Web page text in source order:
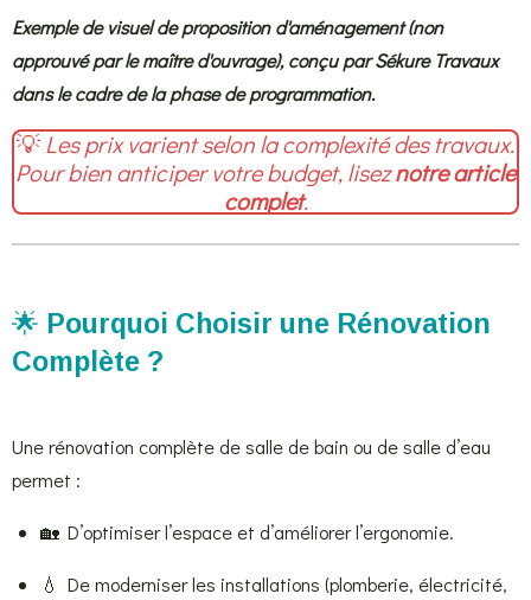
Exemple de visuel de proposition d'aménagement (non
approuvé par le maître d'ouvrage), conçu par Sékure Travaux
dans le cadre de la phase de programmation.
💡Les prix varient selon la complexité des travaux.
Pour bien anticiper votre budget, liseznotre article
complet.
🌟 Pourquoi Choisir une Rénovation
Complète ?
Une rénovation complète de salle de bain ou de salle d’eau
permet :
🏡 D’optimiser l’espace et d’améliorer l’ergonomie.
💧 De moderniser les installations (plomberie, électricité,